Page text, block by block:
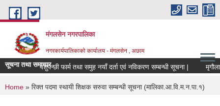
Skip to main content
मंगलसेन नगरपालिका
नगरकार्यपालिकाको कार्यालय - मंगलसेन , अछाम
सूचना तथा समाचारपशुपन्छी फार्म तथा समुह नयाँ दर्ता एवं नविकरण सम्बन्धी सूचना |
You are here
Home » रिक्त पदमा स्थायी शिक्षक सरुवा सम्बन्धी सूचना (मालिका.आ.वि.म.न.पा.१)